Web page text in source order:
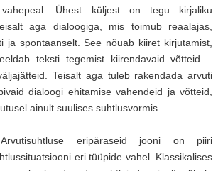
Ühest küljest on tegu kirjaliku
aga dialoogiga, mis toimub reaalajas,
ja spontaanselt. See nõuab kiiret kirjutamist,
teksti tegemist kiirendavaid võtteid –
Teisalt aga tuleb rakendada arvuti
dialoogi ehitamise vahendeid ja võtteid,
ainult suulises suhtlusvormis.
eripäraseid jooni on piiri
eri tüüpide vahel. Klassikalises